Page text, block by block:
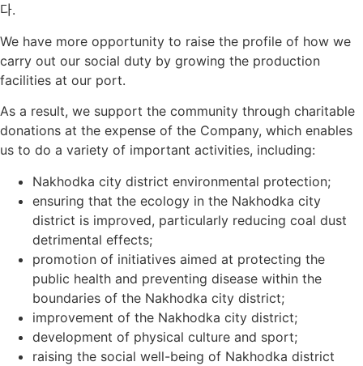
다.
We have more opportunity to raise the profile of how we
carry out our social duty by growing the production
facilities at our port.
As a result, we support the community through charitable
donations at the expense of the Company, which enables
us to do a variety of important activities, including:
Nakhodka city district environmental protection;
ensuring that the ecology in the Nakhodka city
district is improved, particularly reducing coal dust
detrimental effects;
promotion of initiatives aimed at protecting the
public health and preventing disease within the
boundaries of the Nakhodka city district;
improvement of the Nakhodka city district;
development of physical culture and sport;
raising the social well-being of Nakhodka district